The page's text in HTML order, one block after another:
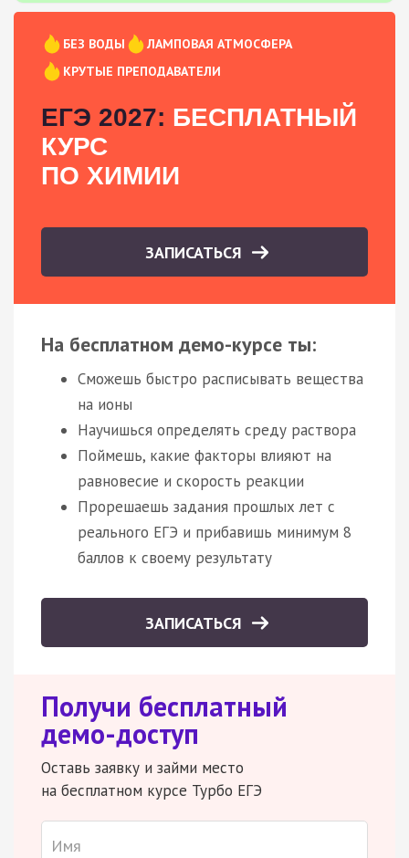
БЕЗ ВОДЫ
ЛАМПОВАЯ АТМОСФЕРА
КРУТЫЕ ПРЕПОДАВАТЕЛИ
ЕГЭ 2027: БЕСПЛАТНЫЙ
КУРС
ПО ХИМИИ
ЗАПИСАТЬСЯ
На бесплатном демо-курсе ты:
Сможешь быстро расписывать вещества
на ионы
Научишься определять среду раствора
Поймешь, какие факторы влияют на
равновесие и скорость реакции
Прорешаешь задания прошлых лет с
реального ЕГЭ и прибавишь минимум 8
баллов к своему результату
ЗАПИСАТЬСЯ
Получи бесплатный
демо-доступ
Оставь заявку и займи место
на бесплатном курсе Турбо ЕГЭ